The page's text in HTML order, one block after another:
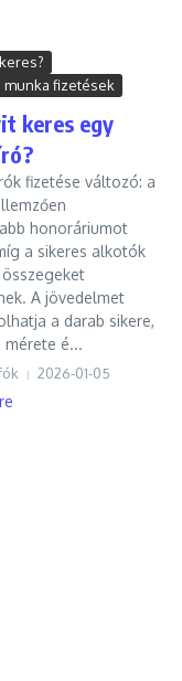
munka fizetések
keres egy
fizetése változó: a
honoráriumot
a sikeres alkotók
A jövedelmet
a darab sikere,
mérete é...
2026-01-05